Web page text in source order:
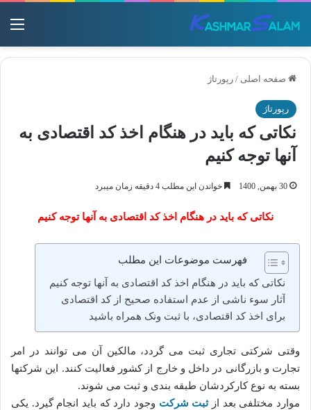
صفحه اصلی / رپورتاژ
رپورتاژ
نکاتی که باید در هنگام اخذ کد اقتصادی به
آنها توجه کنیم
30 بهمن, 1400 خواندن این مطلب 4 دقیقه زمان میبرد
نکاتی که باید در هنگام اخذ کد اقتصادی به آنها توجه کنیم
فهرست موضوعات این مطلب
نکاتی که باید در هنگام اخذ کد اقتصادی به آنها توجه کنیم
آثار سوء ناشی از عدم استفاده صحیح از کد اقتصادی
برای اخذ کد اقتصادی، با ثبت ونک همراه باشید
وقتی شرکتی تجاری ثبت می گردد، مالکین آن می توانند در امر
تجارت و بازرگانی در داخل و خارج از کشور فعالیت کنند. این شرکتها
بسته به نوع کارکردشان طبقه بندی و ثبت می شوند.
موارد مختلفی بعد ازثبت شرکت وجود دارد که باید انجام گیرد. یکی